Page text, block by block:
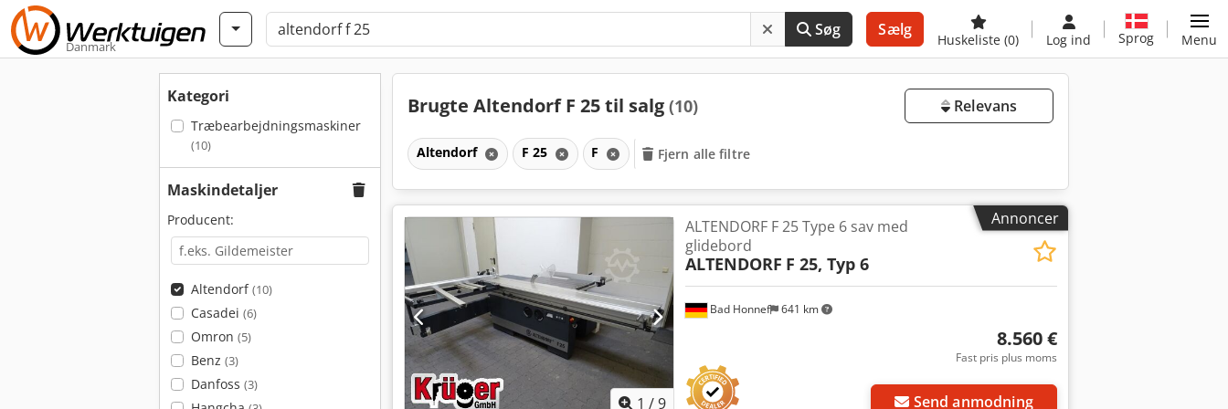
Danmark
Søg Sælg
Huskeliste (0) Log ind Sprog Menu
Kategori
Træbearbejdningsmaskiner
(10)
Maskindetaljer
Producent:
Altendorf(10)
Casadei (6)
Omron (5)
Benz (3)
Danfoss (3)
Brugte Altendorf F 25 til salg (10) Relevans
Altendorf F 25 F Fjern alle filtre
Annoncer
1 /9
Bad Honnef 641 km
ALTENDORF F 25 Type 6 sav med
glidebord
ALTENDORF F 25, Typ 6
8.560 €
Fast pris plus moms
Send anmodning